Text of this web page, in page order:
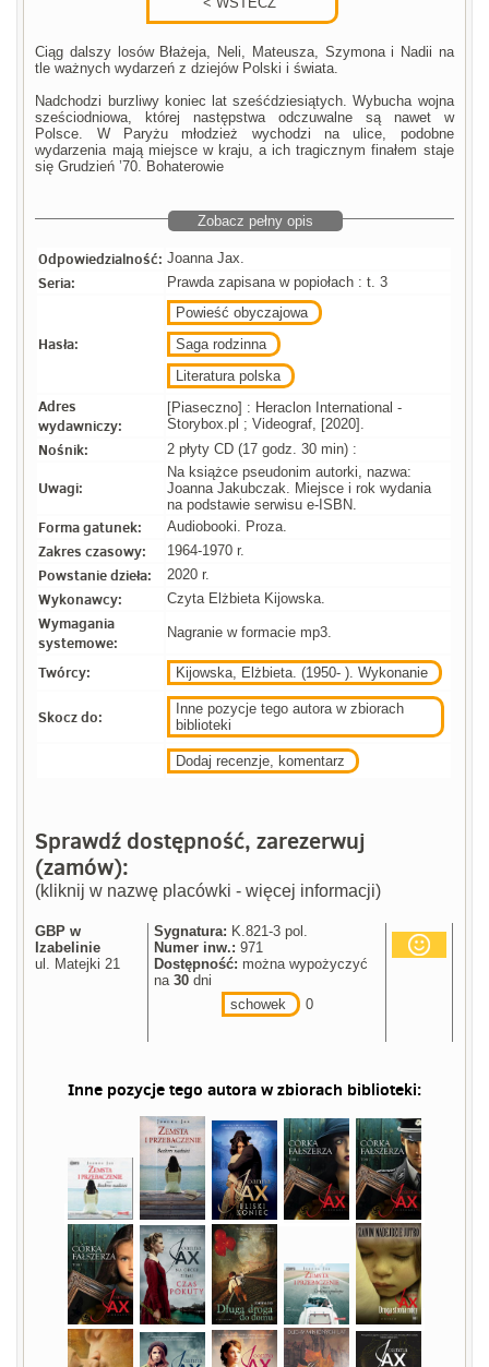
Ciąg dalszy losów Błażeja, Neli, Mateusza, Szymona i Nadii na
tle ważnych wydarzeń z dziejów Polski i świata.
Nadchodzi burzliwy koniec lat sześćdziesiątych. Wybucha wojna
sześciodniowa, której następstwa odczuwalne są nawet w
Polsce. W Paryżu młodzież wychodzi na ulice, podobne
wydarzenia mają miejsce w kraju, a ich tragicznym finałem staje
się Grudzień ’70. Bohaterowie
Zobacz pełny opis
Odpowiedzialność: Joanna Jax.
Seria: Prawda zapisana w popiołach : t. 3
Hasła:
Powieść obyczajowa
Saga rodzinna
Literatura polska
Adres
wydawniczy:
[Piaseczno] : Heraclon International -
Storybox.pl ; Videograf, [2020].
Nośnik: 2 płyty CD (17 godz. 30 min) :
Uwagi:
Na książce pseudonim autorki, nazwa:
Joanna Jakubczak. Miejsce i rok wydania
na podstawie serwisu e-ISBN.
Forma gatunek: Audiobooki. Proza.
Zakres czasowy: 1964-1970 r.
Powstanie dzieła: 2020 r.
Wykonawcy: Czyta Elżbieta Kijowska.
Wymagania
systemowe:
Nagranie w formacie mp3.
Twórcy: Kijowska, Elżbieta. (1950- ). Wykonanie
Skocz do:
Inne pozycje tego autora w zbiorach
biblioteki
Dodaj recenzje, komentarz
Sprawdź dostępność, zarezerwuj
(zamów):
(kliknij w nazwę placówki - więcej informacji)
GBP w
Izabelinie
ul. Matejki 21
Sygnatura: K.821-3 pol.
Numer inw.: 971
Dostępność: można wypożyczyć
na30 dni
schowek
0
Inne pozycje tego autora w zbiorach biblioteki: